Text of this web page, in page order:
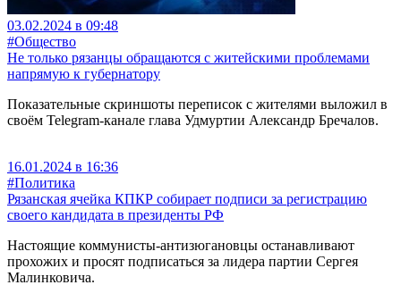
03.02.2024 в 09:48
#Общество
Не только рязанцы обращаются с житейскими проблемами
напрямую к губернатору
Показательные скриншоты переписок с жителями выложил в
своём Telegram-канале глава Удмуртии Александр Бречалов.
16.01.2024 в 16:36
#Политика
Рязанская ячейка КПКР собирает подписи за регистрацию
своего кандидата в президенты РФ
Настоящие коммунисты-антизюгановцы останавливают
прохожих и просят подписаться за лидера партии Сергея
Малинковича.